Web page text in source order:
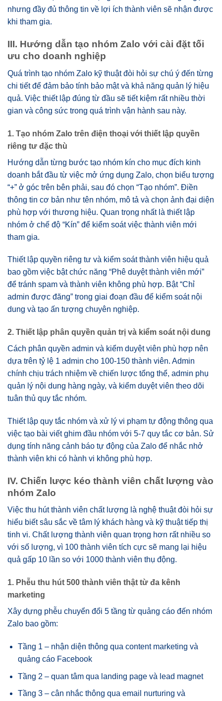
nhưng đầy đủ thông tin về lợi ích thành viên sẽ nhận được
khi tham gia.
III. Hướng dẫn tạo nhóm Zalo với cài đặt tối
ưu cho doanh nghiệp
Quá trình tạo nhóm Zalo kỹ thuật đòi hỏi sự chú ý đến từng
chi tiết để đảm bảo tính bảo mật và khả năng quản lý hiệu
quả. Việc thiết lập đúng từ đầu sẽ tiết kiệm rất nhiều thời
gian và công sức trong quá trình vận hành sau này.
1. Tạo nhóm Zalo trên điện thoại với thiết lập quyền
riêng tư đặc thù
Hướng dẫn từng bước tạo nhóm kín cho mục đích kinh
doanh bắt đầu từ việc mở ứng dụng Zalo, chọn biểu tượng
“+” ở góc trên bên phải, sau đó chọn “Tạo nhóm”. Điền
thông tin cơ bản như tên nhóm, mô tả và chọn ảnh đại diện
phù hợp với thương hiệu. Quan trọng nhất là thiết lập
nhóm ở chế độ “Kín” để kiểm soát việc thành viên mới
tham gia.
Thiết lập quyền riêng tư và kiểm soát thành viên hiệu quả
bao gồm việc bật chức năng “Phê duyệt thành viên mới”
để tránh spam và thành viên không phù hợp. Bật “Chỉ
admin được đăng” trong giai đoạn đầu để kiểm soát nội
dung và tạo ấn tượng chuyên nghiệp.
2. Thiết lập phân quyền quản trị và kiểm soát nội dung
Cách phân quyền admin và kiểm duyệt viên phù hợp nên
dựa trên tỷ lệ 1 admin cho 100-150 thành viên. Admin
chính chịu trách nhiệm về chiến lược tổng thể, admin phụ
quản lý nội dung hàng ngày, và kiểm duyệt viên theo dõi
tuân thủ quy tắc nhóm.
Thiết lập quy tắc nhóm và xử lý vi phạm tự động thông qua
việc tạo bài viết ghim đầu nhóm với 5-7 quy tắc cơ bản. Sử
dụng tính năng cảnh báo tự động của Zalo để nhắc nhở
thành viên khi có hành vi không phù hợp.
IV. Chiến lược kéo thành viên chất lượng vào
nhóm Zalo
Việc thu hút thành viên chất lượng là nghệ thuật đòi hỏi sự
hiểu biết sâu sắc về tâm lý khách hàng và kỹ thuật tiếp thị
tinh vi. Chất lượng thành viên quan trọng hơn rất nhiều so
với số lượng, vì 100 thành viên tích cực sẽ mang lại hiệu
quả gấp 10 lần so với 1000 thành viên thụ động.
1. Phễu thu hút 500 thành viên thật từ đa kênh
marketing
Xây dựng phễu chuyển đổi 5 tầng từ quảng cáo đến nhóm
Zalo bao gồm:
Tầng 1 – nhận diện thông qua content marketing và
quảng cáo Facebook
Tầng 2 – quan tâm qua landing page và lead magnet
Tầng 3 – cân nhắc thông qua email nurturing và